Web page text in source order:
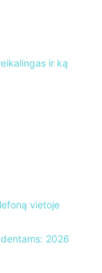
ir ką
vietoje
2026